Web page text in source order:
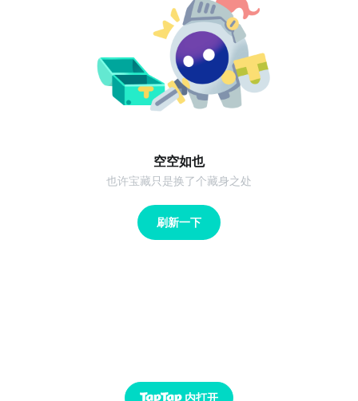
空空如也
也许宝藏只是换了个藏身之处
刷新一下
内打开